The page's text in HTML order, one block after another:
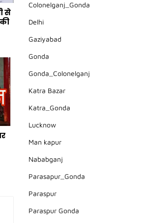
से
Colonelganj_Gonda
Delhi
Gaziyabad
Gonda
Gonda_Colonelganj
Katra Bazar
Katra_Gonda
Lucknow
Man kapur
Nababganj
Parasapur_Gonda
Paraspur
Paraspur Gonda